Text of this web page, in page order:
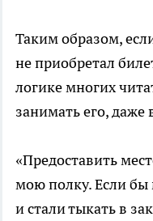
Таким образом,
не приобретал
логике многих
занимать его, даже
«Предоставить
мою полку. Если бы
и стали тыкать в